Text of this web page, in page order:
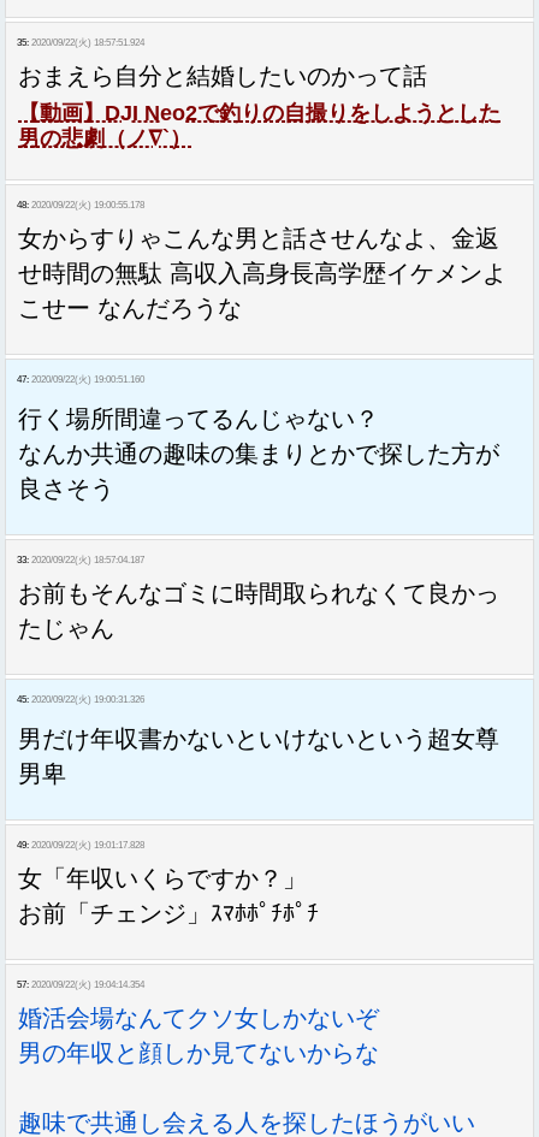
35: 2020/09/22(火) 18:57:51.924
おまえら自分と結婚したいのかって話
【動画】DJI Neo2で釣りの自撮りをしようとした
男の悲劇（ノ∇`）
48: 2020/09/22(火) 19:00:55.178
女からすりゃこんな男と話させんなよ、金返
せ時間の無駄 高収入高身長高学歴イケメンよ
こせー なんだろうな
47: 2020/09/22(火) 19:00:51.160
行く場所間違ってるんじゃない？
なんか共通の趣味の集まりとかで探した方が
良さそう
33: 2020/09/22(火) 18:57:04.187
お前もそんなゴミに時間取られなくて良かっ
たじゃん
45: 2020/09/22(火) 19:00:31.326
男だけ年収書かないといけないという超女尊
男卑
49: 2020/09/22(火) 19:01:17.828
女「年収いくらですか？」
お前「チェンジ」ｽﾏﾎﾎﾟﾁﾎﾟﾁ
57: 2020/09/22(火) 19:04:14.354
婚活会場なんてクソ女しかないぞ
男の年収と顔しか見てないからな
趣味で共通し会える人を探したほうがいい